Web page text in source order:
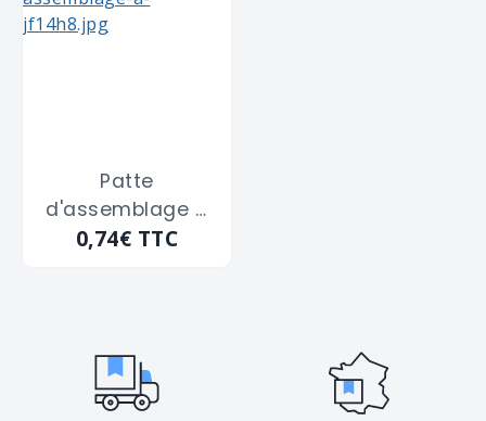
Patte
d'assemblage à
bouts ronds
0,74€ TTC